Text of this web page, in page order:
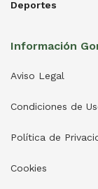
Deportes
Información
Aviso Legal
Condiciones de
Política de
Cookies